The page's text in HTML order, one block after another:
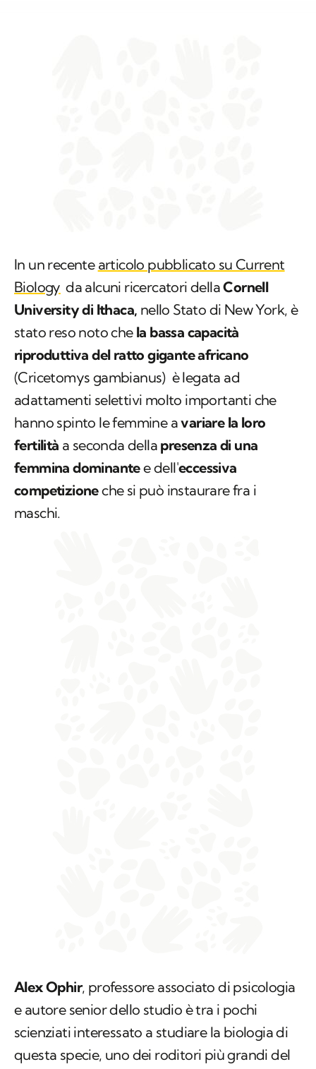
In un recente articolo pubblicato su Current
Biology da alcuni ricercatori dellaCornell
University di Ithaca, nello Stato di New York, è
stato reso noto che la bassa capacità
riproduttiva del ratto gigante africano
(Cricetomys gambianus)è legata ad
adattamenti selettivi molto importanti che
hanno spinto le femmine avariare la loro
fertilità a seconda della presenza di una
femmina dominantee dell'eccessiva
competizioneche si può instaurare fra i
maschi.
Alex Ophir, professore associato di psicologia
e autore senior dello studio è tra i pochi
scienziati interessato a studiare la biologia di
questa specie, uno dei roditori più grandi del